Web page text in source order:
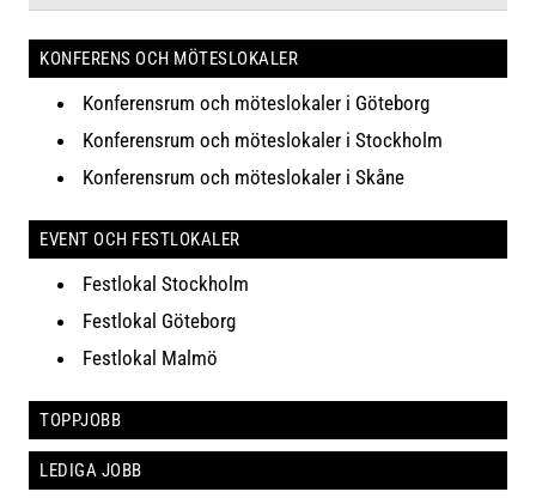
KONFERENS OCH MÖTESLOKALER
Konferensrum och möteslokaler i Göteborg
Konferensrum och möteslokaler i Stockholm
Konferensrum och möteslokaler i Skåne
EVENT OCH FESTLOKALER
Festlokal Stockholm
Festlokal Göteborg
Festlokal Malmö
TOPPJOBB
LEDIGA JOBB